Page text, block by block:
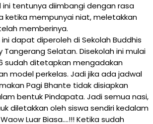
ini tentunya diimbangi dengan rasa
ketika mempunyai niat, meletakkan
memberinya.
dapat diperoleh di Sekolah Buddhis
Tangerang Selatan. Disekolah ini mulai
sudah ditetapkan mengadakan
model perkelas. Jadi jika ada jadwal
Pagi Bhante tidak disiapkan
bentuk Pindapata. Jadi semua nasi,
diletakkan oleh siswa sendiri kedalam
Luar Biasa….!!! Ketika sudah